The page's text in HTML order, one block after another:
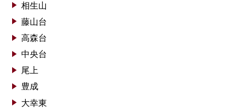
相生山
藤山台
高森台
中央台
尾上
豊成
大幸東